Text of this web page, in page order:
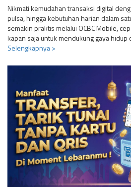
Nikmati kemudahan transaksi digital
pulsa, hingga kebutuhan harian dalam
semakin praktis melalui OCBC Mobile,
kapan saja untuk mendukung gaya hidup
Selengkapnya >